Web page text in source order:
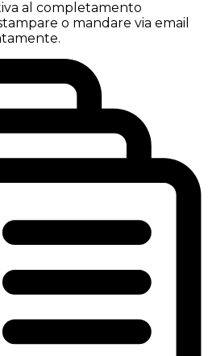
al completamento
o mandare via email